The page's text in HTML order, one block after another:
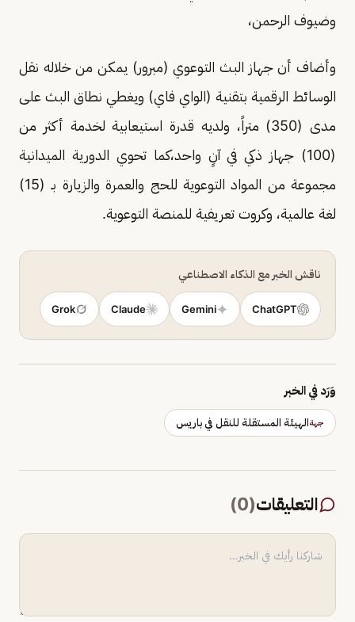
وضيوف الرحمن،
وأضاف أن جهاز البث التوعوي (مبرور) يمكن من خلاله نقل
الوسائط الرقمية بتقنية (الواي فاي) ويغطي نطاق البث على
مدى (350) متراً، ولديه قدرة استيعابية لخدمة أكثر من
(100) جهاز ذكي في آنٍ واحد،كما تحوي الدورية الميدانية
مجموعة من المواد التوعوية للحج والعمرة والزيارة بـ (15)
لغة عالمية، وكروت تعريفية للمنصة التوعوية.
ناقش الخبر مع الذكاء الاصطناعي
ChatGPT
Gemini
Claude
Grok
وَرَد في الخبر
جهةالهيئة المستقلة للنقل في باريس
التعليقات(
0
)